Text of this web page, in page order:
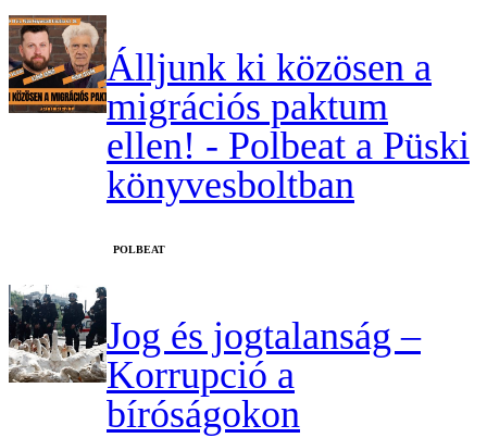
Álljunk ki közösen a
migrációs paktum
ellen! - Polbeat a Püski
könyvesboltban
‎POLBEAT
Jog és jogtalanság –
Korrupció a
bíróságokon